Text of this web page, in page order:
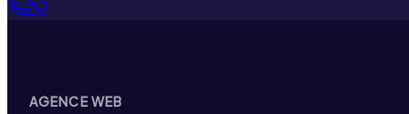
AGENCE WEB